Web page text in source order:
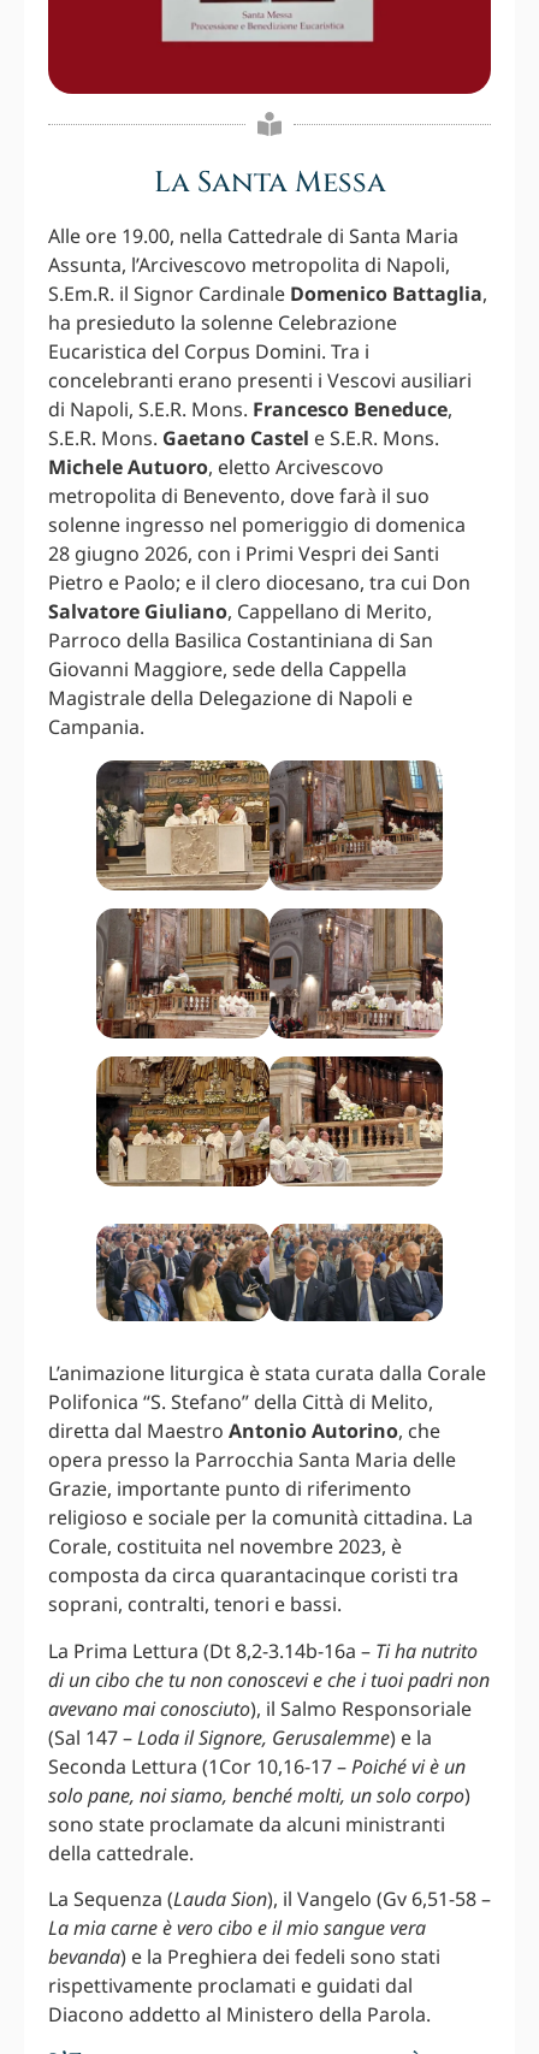
La Santa Messa
Alle ore 19.00, nella Cattedrale di Santa Maria
Assunta, l’Arcivescovo metropolita di Napoli,
S.Em.R. il Signor Cardinale Domenico Battaglia,
ha presieduto la solenne Celebrazione
Eucaristica del Corpus Domini. Tra i
concelebranti erano presenti i Vescovi ausiliari
di Napoli, S.E.R. Mons. Francesco Beneduce,
S.E.R. Mons. Gaetano Castel e S.E.R. Mons.
Michele Autuoro, eletto Arcivescovo
metropolita di Benevento, dove farà il suo
solenne ingresso nel pomeriggio di domenica
28 giugno 2026, con i Primi Vespri dei Santi
Pietro e Paolo; e il clero diocesano, tra cui Don
Salvatore Giuliano, Cappellano di Merito,
Parroco della Basilica Costantiniana di San
Giovanni Maggiore, sede della Cappella
Magistrale della Delegazione di Napoli e
Campania.
L’animazione liturgica è stata curata dalla Corale
Polifonica “S. Stefano” della Città di Melito,
diretta dal Maestro Antonio Autorino, che
opera presso la Parrocchia Santa Maria delle
Grazie, importante punto di riferimento
religioso e sociale per la comunità cittadina. La
Corale, costituita nel novembre 2023, è
composta da circa quarantacinque coristi tra
soprani, contralti, tenori e bassi.
La Prima Lettura (Dt 8,2-3.14b-16a – Ti ha nutrito
di un cibo che tu non conoscevi e che i tuoi padri non
avevano mai conosciuto), il Salmo Responsoriale
(Sal 147 –Loda il Signore, Gerusalemme) e la
Seconda Lettura (1Cor 10,16-17 –Poiché vi è un
solo pane, noi siamo, benché molti, un solo corpo)
sono state proclamate da alcuni ministranti
della cattedrale.
La Sequenza (Lauda Sion), il Vangelo (Gv 6,51-58 –
La mia carne è vero cibo e il mio sangue vera
bevanda) e la Preghiera dei fedeli sono stati
rispettivamente proclamati e guidati dal
Diacono addetto al Ministero della Parola.